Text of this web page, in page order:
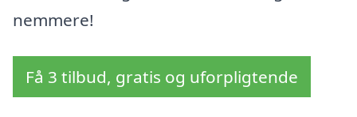
nemmere!
Få 3 tilbud, gratis og uforpligtende